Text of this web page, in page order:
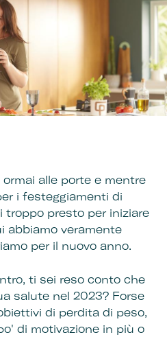
alle porte e mentre
i festeggiamenti di
troppo presto per iniziare
abbiamo veramente
per il nuovo anno.
ti sei reso conto che
salute nel 2023? Forse
di perdita di peso,
di motivazione in più o